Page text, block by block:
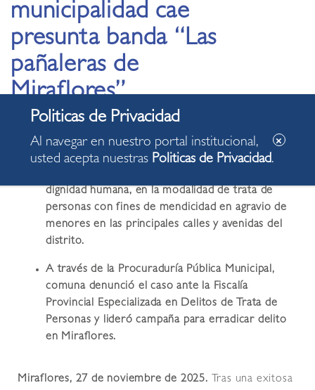
municipalidad cae
presunta banda “Las
pañaleras de
Miraflores”
27.11.2025
dignidad humana, en la modalidad de trata de
personas con fines de mendicidad en agravio de
menores en las principales calles y avenidas del
distrito.
A través de la Procuraduría Pública Municipal,
comuna denunció el caso ante la Fiscalía
Provincial Especializada en Delitos de Trata de
Personas y lideró campaña para erradicar delito
en Miraflores.
Miraflores, 27 de noviembre de 2025. Tras una exitosa
Al navegar en nuestro portal institucional,
usted acepta nuestras Politicas de Privacidad.